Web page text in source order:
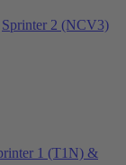
Sprinter 2 (NCV3)
1 (T1N) &